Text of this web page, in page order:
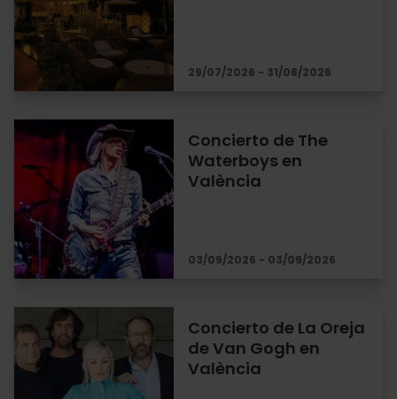
29/07/2026 - 31/08/2026
Concierto de The
Waterboys en
València
03/09/2026 - 03/09/2026
Concierto de La Oreja
de Van Gogh en
València